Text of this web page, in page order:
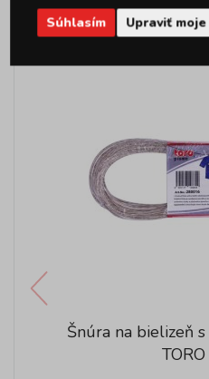
Podobné
Šnúra na bielizeň
Súhlasím Upraviť